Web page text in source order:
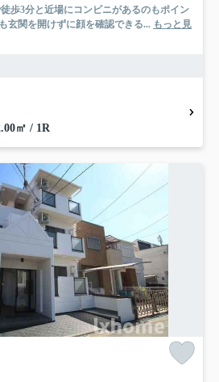
歩3分と近場にコンビニがあるのもポイン
玄関を開けずに顔を確認できる... もっと見
㎡ / 1R